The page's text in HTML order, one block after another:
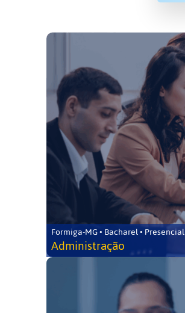
Formiga-MG • Bacharel • Presencial
Administração